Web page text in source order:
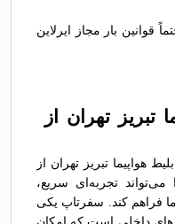
قوانین بار مجاز ایرلاین
تبریز تهران از
هواپیما تبریز تهران از
می‌تواند تجربه‌ای سریع،
فراهم کند. سفرتاپ یکی